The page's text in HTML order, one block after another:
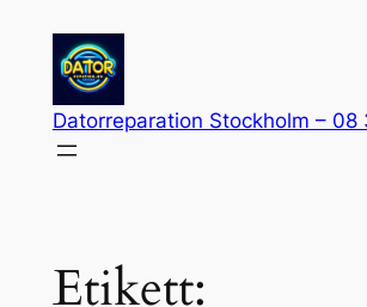
innehåll
Datorreparation Stockholm – 08
Etikett: